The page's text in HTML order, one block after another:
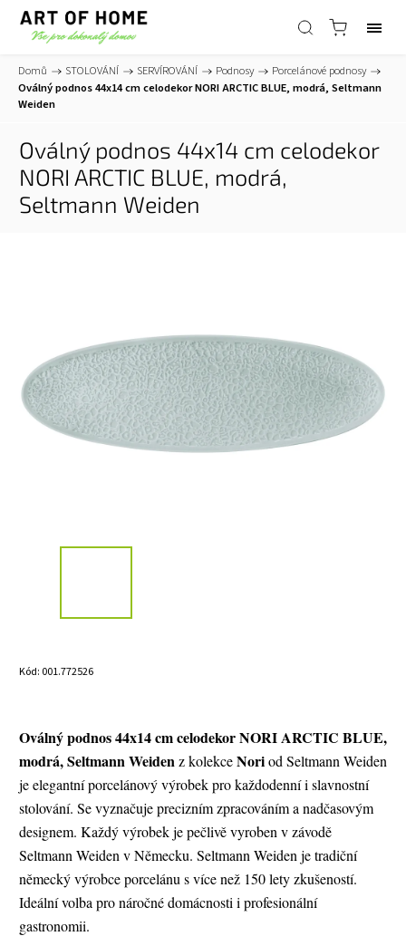
Domů / STOLOVÁNÍ / SERVÍROVÁNÍ / Podnosy / Porcelánové podnosy /
Oválný podnos 44x14 cm celodekor NORI ARCTIC BLUE, modrá, Seltmann
Weiden
Oválný podnos 44x14 cm celodekor
NORI ARCTIC BLUE, modrá,
Seltmann Weiden
Kód: 001.772526
Oválný podnos 44x14 cm celodekor NORI ARCTIC BLUE,
modrá, Seltmann Weiden z kolekceNoriod Seltmann Weiden
je elegantní porcelánový výrobek pro každodenní i slavnostní
stolování. Se vyznačuje precizním zpracováním a nadčasovým
designem. Každý výrobek je pečlivě vyroben v závodě
Seltmann Weiden v Německu. Seltmann Weiden je tradiční
německý výrobce porcelánu s více než 150 lety zkušeností.
Ideální volba pro náročné domácnosti i profesionální
gastronomii.